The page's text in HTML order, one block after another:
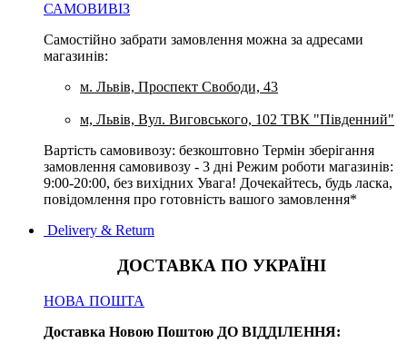
САМОВИВІЗ
Самостійно забрати замовлення можна за адресами
магазинів:
м. Львів, Проспект Свободи, 43
м, Львів, Вул. Виговського, 102 ТВК "Південний"
Вартість самовивозу: безкоштовно Термін зберігання
замовлення самовивозу - 3 дні Режим роботи магазинів:
9:00-20:00, без вихідних Увага! Дочекайтесь, будь ласка,
повідомлення про готовність вашого замовлення*
Delivery & Return
ДОСТАВКА ПО УКРАЇНІ
НОВА ПОШТА
Доставка Новою Поштою ДО ВІДДІЛЕННЯ: